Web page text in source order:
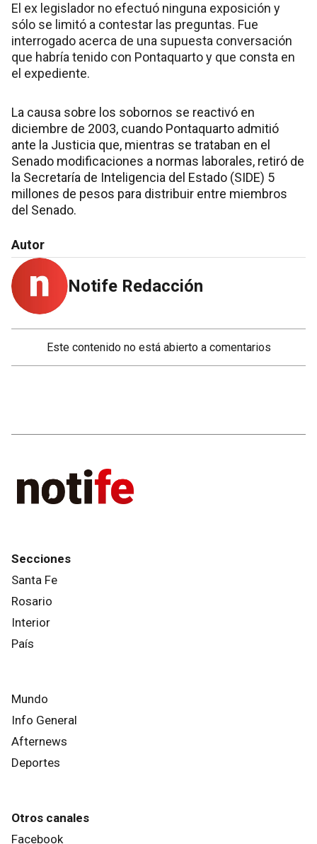
El ex legislador no efectuó ninguna exposición y
sólo se limitó a contestar las preguntas. Fue
interrogado acerca de una supuesta conversación
que habría tenido con Pontaquarto y que consta en
el expediente.
La causa sobre los sobornos se reactivó en
diciembre de 2003, cuando Pontaquarto admitió
ante la Justicia que, mientras se trataban en el
Senado modificaciones a normas laborales, retiró de
la Secretaría de Inteligencia del Estado (SIDE) 5
millones de pesos para distribuir entre miembros
del Senado.
Autor
Notife Redacción
Este contenido no está abierto a comentarios
Secciones
Santa Fe
Rosario
Interior
País
Mundo
Info General
Afternews
Deportes
Otros canales
Facebook